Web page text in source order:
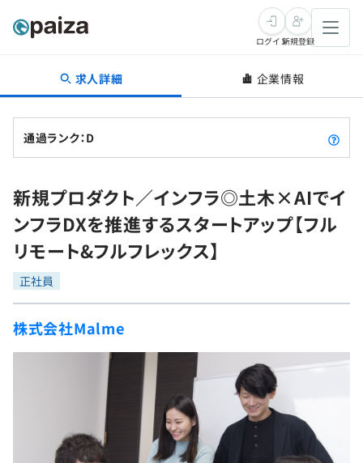
転職・キャリア
転職成功ガイド
転職エージェント
インタビュー
転職成功ガイド
新卒就活
求人検索
本選考
インターン
新卒エージェント
イベント・セミナー
就活成功ガイド
学習
問題集
4択課題
プログラミング言語
再チャレンジ結果一覧
ゲーム・マンガ
Tech Team Journal
paizaとは？
ログイン新規登録
求人詳細 企業情報
通過ランク：D
新規プロダクト／インフラ◎土木×AIでイ
ンフラDXを推進するスタートアップ【フル
リモート&フルフレックス】
正社員
株式会社Malme